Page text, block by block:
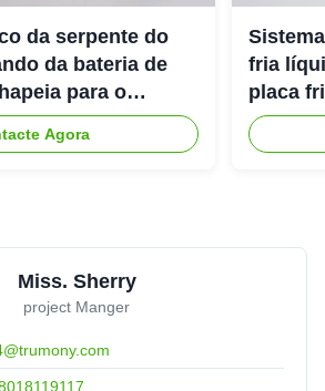
da serpente do
da bateria de
para o
elétrico
Agora
fria
placa
Miss. Sherry
project Manger